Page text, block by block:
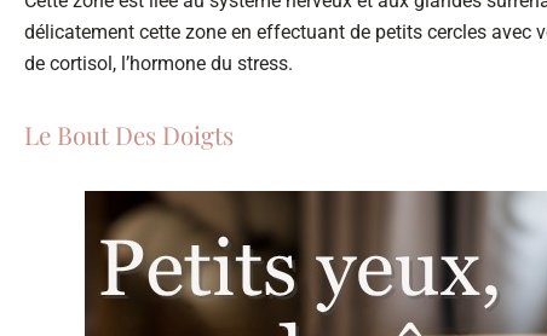
délicatement cette zone en effectuant de petits cercles
de cortisol, l’hormone du stress.
Le Bout Des Doigts